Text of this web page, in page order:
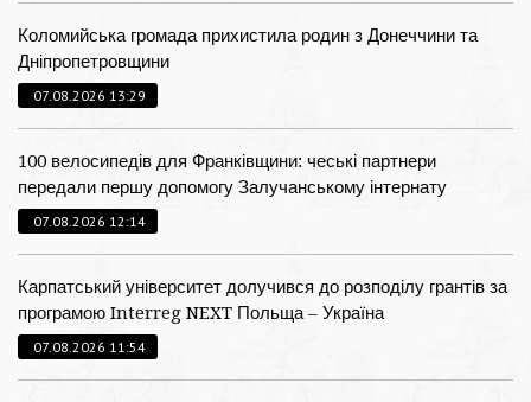
Коломийська громада прихистила родин з Донеччини та
Дніпропетровщини
07.08.2026 13:29
100 велосипедів для Франківщини: чеські партнери
передали першу допомогу Залучанському інтернату
07.08.2026 12:14
Карпатський університет долучився до розподілу грантів за
програмою Interreg NEXT Польща – Україна
07.08.2026 11:54